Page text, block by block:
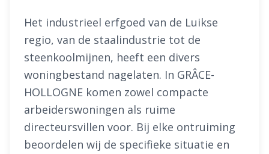
Het industrieel erfgoed van de Luikse
regio, van de staalindustrie tot de
steenkoolmijnen, heeft een divers
woningbestand nagelaten. In GRÂCE-
HOLLOGNE komen zowel compacte
arbeiderswoningen als ruime
directeursvillen voor. Bij elke ontruiming
beoordelen wij de specifieke situatie en